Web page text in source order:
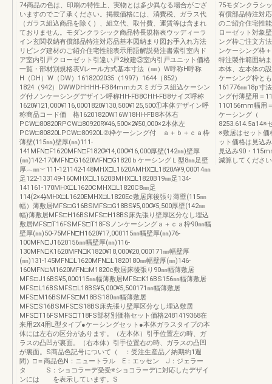
74商品の色は、印刷の特性上、実物とは多少異なる場合がござ
いますのでご了承ください。掲載価格には、消費税、ガラス代
（ガラス組込商品を除く）、組立代、取付費、運賃等は含まれ
ておりません。モダンクラシック商品特長規格表ウッディーラ
イン玄関収納有償部品特注対応品基本図納まり図お手入れ方法
リビング建材のご紹介住宅性能表示用語解説発注書索引室内ド
ア室内引戸クローゼット引違い戸2枚建③室内引戸ユニット価格
一覧・部材別規格表Vレール方式基本寸法（㎜）W呼称H呼称
H（DH）W（DW）1618202035（1997）1644（852）
1824（942）DWWDHHHH-FB84mmカスミガラス組込ケーシン
グ付ノンケーシングデザイン呼称HH-FB8CHH-FB8サイズ呼称
1620¥121,000¥116,0001820¥130,500¥125,500①本体デザイン呼
称商品コード価 格16201820W16W18HH-FB8本体右
PCW□80820RPCW□80920R¥46,500×2¥50,000×2本体左
PCW□80820LPCW□80920L②枠ケーシング付 ａ＋ｂ＋ｃａ枠
薄壁(115㎜)壁厚(㎜)111-
141MFN□F1620MFN□F1820¥14,000¥16,000厚壁(142㎜)壁厚
(㎜)142-170MFN□G1620MFN□G1820ｂケーシングＬ型8㎜足壁
厚︵㎜︶111-121142-148MHX□L1620AMHX□L1820A¥9,00014㎜
足122-133149-160MHX□L1620BMHX□L1820B19㎜足134-
141161-170MHX□L1620CMHX□L1820C8㎜足
114(2×4)̶̶MHX□L1620EMHX□L1820Ec敷居床後張り薄壁(115㎜
幅）薄敷居MFS□G16BSMFS□G18BS¥5,000¥5,500厚壁(142㎜
幅)薄敷居MFS□H16BSMFS□H18BS床先張り壁厚区分なし埋込
敷居MFS□T16FSMFS□T18FSノンケーシングａ＋ｃａ枠90㎜幅
壁厚(㎜)50-75MFN□H1620¥17,000115㎜幅壁厚(㎜)76-
100MFN□J1620156㎜幅壁厚(㎜)116-
130MFN□K1620MFN□K1820¥18,000¥20,000171㎜幅壁厚
(㎜)131-145MFN□L1620MFN□L1820180㎜幅壁厚(㎜)146-
160MFN□M1620MFN□M1820c敷居床後張り90㎜幅薄敷居
MFS□J16BS¥5,000115㎜幅薄敷居MFS□K16BS156㎜幅薄敷居
MFS□L16BSMFS□L18BS¥5,000¥5,500171㎜幅薄敷居
MFS□M16BSMFS□M18BS180㎜幅薄敷居
MFS□S16BSMFS□S18BS床先張り壁厚区分なし埋込敷居
MFS□T16FSMFS□T18FS部材別価格セット価格2481419368在
来用2X4用L型タイプ●ケーシングセット●本体ガラスタイプの本
体には左右の区分があります。（左本体）引手位置左の時、ガ
ラスの凸凹が裏面。（右本体）引手位置右の時、ガラスの凸凹
が裏面。S商品色記号について（ ：受注生産品／納期約1週
間）□＝商品色N：ニュートラル E：エッセン J：ジェラー
タ S：ショコラーデ受受※ショコラーデに対応したデザイ
ンには を表示しています。S
75モダンクラシ
有償部品特注対
のご紹介住宅性
ローゼット対象
ング枠ご注文方
ンケーシング枠
特注製作範囲納
本体、左本体の
ケーシング枠と
161776㎜18p寸
ング付薄壁用＝
110156mm幅用
ケーシング（
8253.614.5a14※
※敷居はセット価
ット価格は見込
見込み90・
減算してくださ